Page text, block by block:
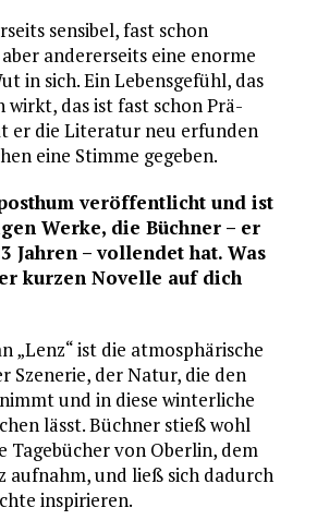
sensibel, fast schon
andererseits eine enorme
in sich. Ein Lebensgefühl, das
wirkt, das ist fast schon Prä-
er die Literatur neu erfunden
eine Stimme gegeben.
veröffentlicht und ist
Werke, die Büchner – er
Jahren – vollendet hat. Was
kurzen Novelle auf dich
„Lenz“ ist die atmosphärische
Szenerie, der Natur, die den
und in diese winterliche
lässt. Büchner stieß wohl
Tagebücher von Oberlin, dem
aufnahm, und ließ sich dadurch
inspirieren.